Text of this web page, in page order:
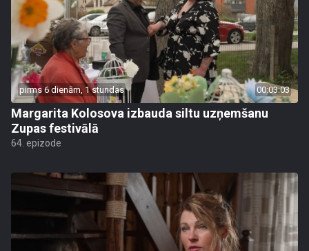
pirms 6 dienām, 1 stundas 00:03:03
Margarita Kolosova izbauda siltu uzņemšanu
Zupas festivālā
64. epizode